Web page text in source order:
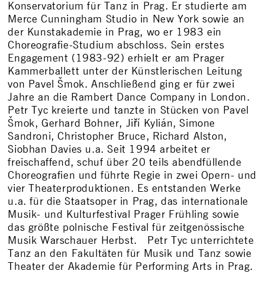
Konservatorium für Tanz in Prag. Er studierte am
Merce Cunningham Studio in New York sowie an
der Kunstakademie in Prag, wo er 1983 ein
Choreografie-Studium abschloss. Sein erstes
Engagement (1983-92) erhielt er am Prager
Kammerballett unter der Künstlerischen Leitung
von Pavel Šmok. Anschließend ging er für zwei
Jahre an die Rambert Dance Company in London.
Petr Tyc kreierte und tanzte in Stücken von Pavel
Šmok, Gerhard Bohner, Jiří Kylián, Simone
Sandroni, Christopher Bruce, Richard Alston,
Siobhan Davies u.a. Seit 1994 arbeitet er
freischaffend, schuf über 20 teils abendfüllende
Choreografien und führte Regie in zwei Opern- und
vier Theaterproduktionen. Es entstanden Werke
u.a. für die Staatsoper in Prag, das internationale
Musik- und Kulturfestival Prager Frühling sowie
das größte polnische Festival für zeitgenössische
Musik Warschauer Herbst. Petr Tyc unterrichtete
Tanz an den Fakultäten für Musik und Tanz sowie
Theater der Akademie für Performing Arts in Prag.